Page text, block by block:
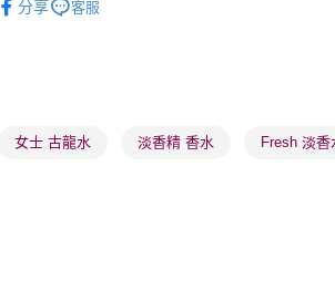
莎莎獨家品牌✨ 最新上線
分享 客服
女士 古龍水 淡香精 香水 Fresh 淡香